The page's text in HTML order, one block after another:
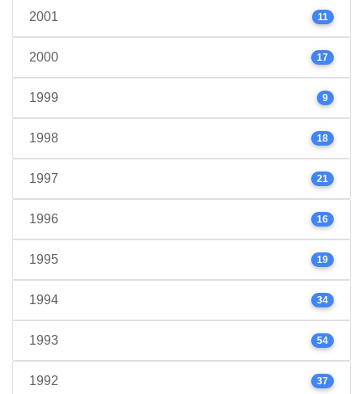
2001 11
2000 17
1999 9
1998 18
1997 21
1996 16
1995 19
1994 34
1993 54
1992 37